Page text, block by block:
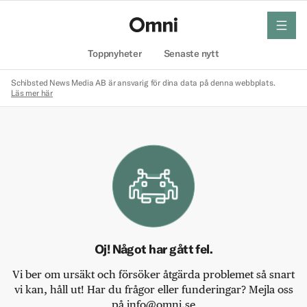
Toppnyheter Senaste nytt
meny
Schibsted News Media AB är ansvarig för dina data på denna webbplats.
Läs mer här
Oj! Något har gått fel.
Vi ber om ursäkt och försöker åtgärda problemet så snart
vi kan, håll ut! Har du frågor eller funderingar? Mejla oss